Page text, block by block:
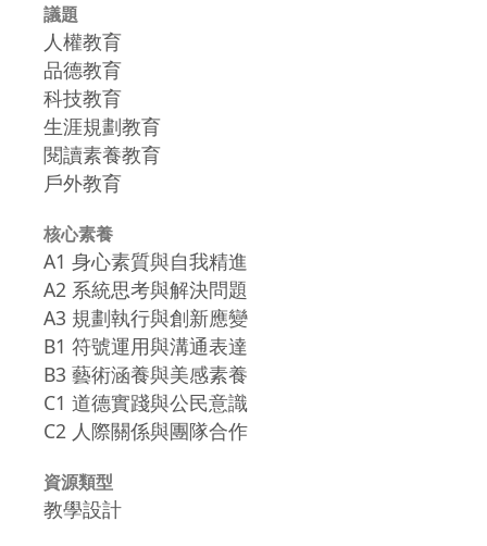
議題
人權教育
品德教育
科技教育
生涯規劃教育
閱讀素養教育
戶外教育
核心素養
A1 身心素質與自我精進
A2 系統思考與解決問題
A3 規劃執行與創新應變
B1 符號運用與溝通表達
B3 藝術涵養與美感素養
C1 道德實踐與公民意識
C2 人際關係與團隊合作
資源類型
教學設計